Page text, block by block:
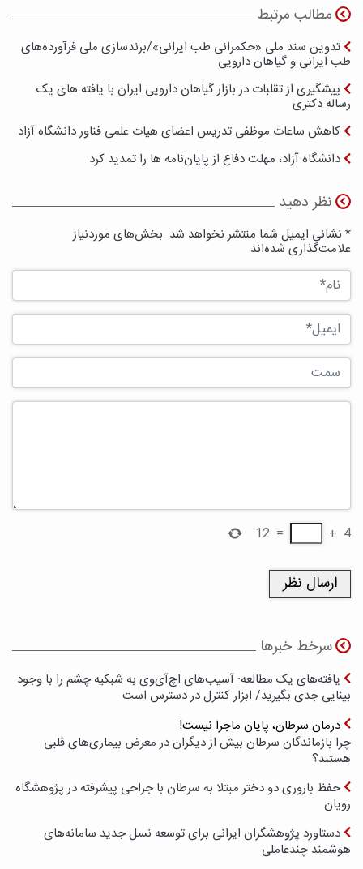
مطالب مرتبط
تدوین سند ملی «حکمرانی طب ایرانی»/برندسازی ملی فرآورده‌های
طب ایرانی و گیاهان دارویی
پیشگیری از تقلبات در بازار گیاهان دارویی ایران با یافته های یک
رساله دکتری
کاهش ساعات موظفی تدریس اعضای هیات علمی فناور دانشگاه آزاد
دانشگاه آزاد، مهلت دفاع از پایان‌نامه ها را تمدید کرد
نظر دهید
* نشانی ایمیل شما منتشر نخواهد شد. بخش‌های موردنیاز
علامت‌گذاری شده‌اند
4
+
=
12
سرخط خبرها
یافته‌های یک مطالعه: آسیب‌های اچ‌آی‌وی به شبکیه چشم را با وجود
بینایی جدی بگیرید/ ابزار کنترل در دسترس است
درمان سرطان، پایان ماجرا نیست!
چرا بازماندگان سرطان بیش از دیگران در معرض بیماری‌های قلبی
هستند؟
حفظ باروری دو دختر مبتلا به سرطان با جراحی پیشرفته در پژوهشگاه
رویان
دستاورد پژوهشگران ایرانی برای توسعه نسل جدید سامانه‌های
هوشمند چندعاملی